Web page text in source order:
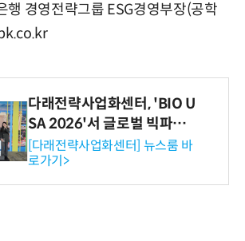
행 경영전략그룹 ESG경영부장(공학
다래전략사업화센터, 'BIO U
SA 2026'서 글로벌 빅파마
와의 비즈니스 미팅 지원…K
-바이오 해외 진출 교두보 확
보
[다래전략사업화센터] 뉴스룸 바
로가기>